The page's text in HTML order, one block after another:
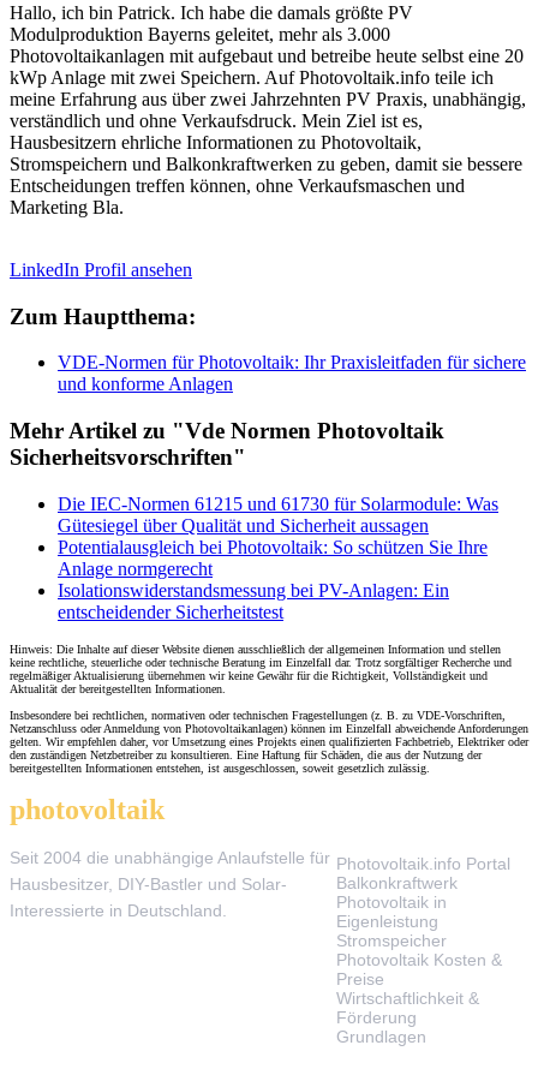
Hallo, ich bin Patrick. Ich habe die damals größte PV
Modulproduktion Bayerns geleitet, mehr als 3.000
Photovoltaikanlagen mit aufgebaut und betreibe heute selbst eine 20
kWp Anlage mit zwei Speichern. Auf Photovoltaik.info teile ich
meine Erfahrung aus über zwei Jahrzehnten PV Praxis, unabhängig,
verständlich und ohne Verkaufsdruck. Mein Ziel ist es,
Hausbesitzern ehrliche Informationen zu Photovoltaik,
Stromspeichern und Balkonkraftwerken zu geben, damit sie bessere
Entscheidungen treffen können, ohne Verkaufsmaschen und
Marketing Bla.
LinkedIn Profil ansehen
Zum Hauptthema:
VDE-Normen für Photovoltaik: Ihr Praxisleitfaden für sichere
und konforme Anlagen
Mehr Artikel zu "Vde Normen Photovoltaik
Sicherheitsvorschriften"
Die IEC-Normen 61215 und 61730 für Solarmodule: Was
Gütesiegel über Qualität und Sicherheit aussagen
Potentialausgleich bei Photovoltaik: So schützen Sie Ihre
Anlage normgerecht
Isolationswiderstandsmessung bei PV-Anlagen: Ein
entscheidender Sicherheitstest
Hinweis: Die Inhalte auf dieser Website dienen ausschließlich der allgemeinen Information und stellen
keine rechtliche, steuerliche oder technische Beratung im Einzelfall dar. Trotz sorgfältiger Recherche und
regelmäßiger Aktualisierung übernehmen wir keine Gewähr für die Richtigkeit, Vollständigkeit und
Aktualität der bereitgestellten Informationen.
Insbesondere bei rechtlichen, normativen oder technischen Fragestellungen (z. B. zu VDE-Vorschriften,
Netzanschluss oder Anmeldung von Photovoltaikanlagen) können im Einzelfall abweichende Anforderungen
gelten. Wir empfehlen daher, vor Umsetzung eines Projekts einen qualifizierten Fachbetrieb, Elektriker oder
den zuständigen Netzbetreiber zu konsultieren. Eine Haftung für Schäden, die aus der Nutzung der
bereitgestellten Informationen entstehen, ist ausgeschlossen, soweit gesetzlich zulässig.
photovoltaik
Seit 2004 die unabhängige Anlaufstelle für
Hausbesitzer, DIY-Bastler und Solar-
Interessierte in Deutschland.
Photovoltaik.info Portal
Balkonkraftwerk
Photovoltaik in
Eigenleistung
Stromspeicher
Photovoltaik Kosten &
Preise
Wirtschaftlichkeit &
Förderung
Grundlagen